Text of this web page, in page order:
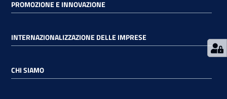
PROMOZIONE E INNOVAZIONE
INTERNAZIONALIZZAZIONE DELLE IMPRESE
CHI SIAMO